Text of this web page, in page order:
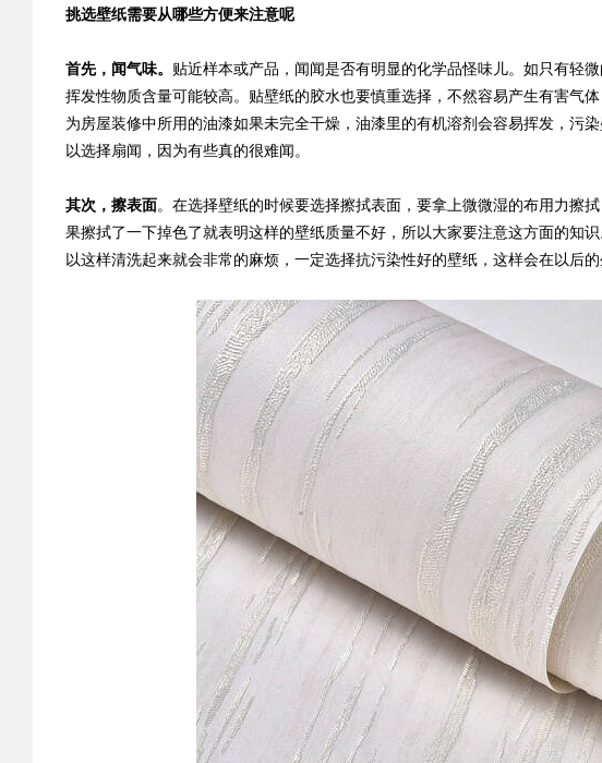
挑选壁纸需要从哪些方便来注意呢
首先，闻气味。 贴近样本或产品，闻闻是否有明显的化学品怪味儿。如只有轻
挥发性物质含量可能较高。贴壁纸的胶水也要慎重选择，不然容易产生有害气
为房屋装修中所用的油漆如果未完全干燥，油漆里的有机溶剂会容易挥发，污
以选择扇闻，因为有些真的很难闻。
其次，擦表面。在选择壁纸的时候要选择擦拭表面，要拿上微微湿的布用力擦
果擦拭了一下掉色了就表明这样的壁纸质量不好，所以大家要注意这方面的知
以这样清洗起来就会非常的麻烦，一定选择抗污染性好的壁纸，这样会在以后的